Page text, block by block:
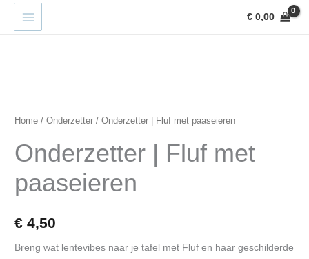
€0,00
Home /Onderzetter / Onderzetter | Fluf met paaseieren
Onderzetter | Fluf met
paaseieren
€ 4,50
Breng wat lentevibes naar je tafel met Fluf en haar geschilderde
Fluf
paaseieren